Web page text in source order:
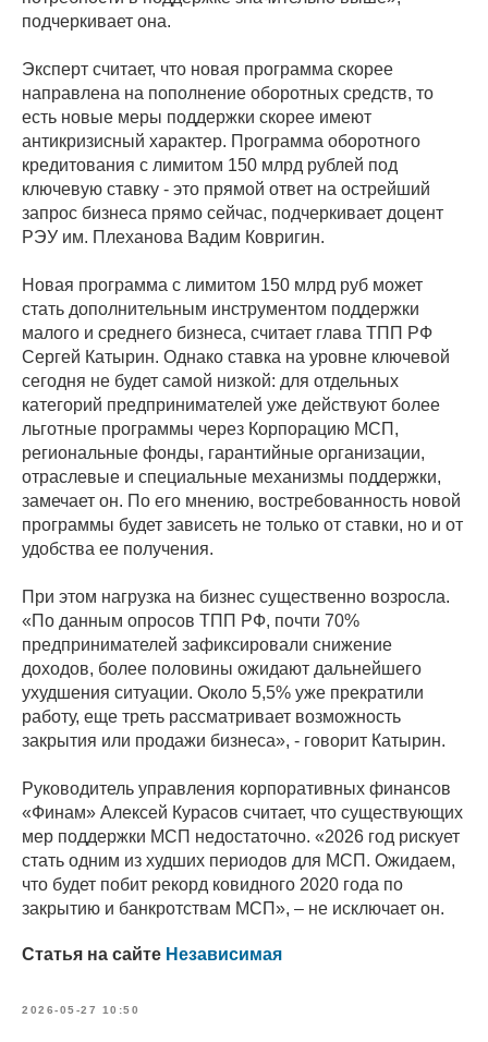
подчеркивает она.
Эксперт считает, что новая программа скорее
направлена на пополнение оборотных средств, то
есть новые меры поддержки скорее имеют
антикризисный характер. Программа оборотного
кредитования с лимитом 150 млрд рублей под
ключевую ставку - это прямой ответ на острейший
запрос бизнеса прямо сейчас, подчеркивает доцент
РЭУ им. Плеханова Вадим Ковригин.
Новая программа с лимитом 150 млрд руб может
стать дополнительным инструментом поддержки
малого и среднего бизнеса, считает глава ТПП РФ
Сергей Катырин. Однако ставка на уровне ключевой
сегодня не будет самой низкой: для отдельных
категорий предпринимателей уже действуют более
льготные программы через Корпорацию МСП,
региональные фонды, гарантийные организации,
отраслевые и специальные механизмы поддержки,
замечает он. По его мнению, востребованность новой
программы будет зависеть не только от ставки, но и от
удобства ее получения.
При этом нагрузка на бизнес существенно возросла.
«По данным опросов ТПП РФ, почти 70%
предпринимателей зафиксировали снижение
доходов, более половины ожидают дальнейшего
ухудшения ситуации. Около 5,5% уже прекратили
работу, еще треть рассматривает возможность
закрытия или продажи бизнеса», - говорит Катырин.
Руководитель управления корпоративных финансов
«Финам» Алексей Курасов считает, что существующих
мер поддержки МСП недостаточно. «2026 год рискует
стать одним из худших периодов для МСП. Ожидаем,
что будет побит рекорд ковидного 2020 года по
закрытию и банкротствам МСП», – не исключает он.
Статья на сайте Независимая
2026-05-27 10:50